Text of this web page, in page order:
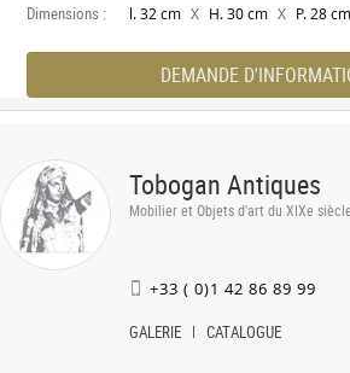
Dimensions : l. 32 cm X H. 30 cm X P. 28 cm
DEMANDE
Tobogan Antiques
Mobilier et Objets d'art du XIXe siècle
+33 ( 0)1 42 86 89 99
GALERIE CATALOGUE